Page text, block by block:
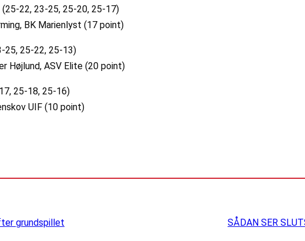
22, 23-25, 25-20, 25-17)
BK Marienlyst (17 point)
25, 25-22, 25-13)
Højlund, ASV Elite (20 point)
25-18, 25-16)
UIF (10 point)
grundspillet SÅDAN SER